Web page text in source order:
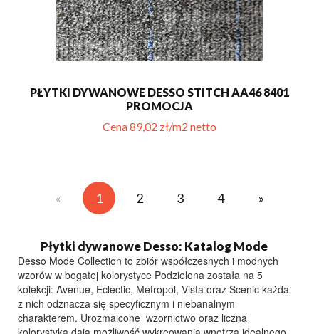
PŁYTKI DYWANOWE DESSO STITCH AA46 8401
PROMOCJA
Cena 89,02 zł/m2 netto
« 1 2 3 4 »
Płytki dywanowe Desso: Katalog Mode
Desso Mode Collection to zbiór współczesnych i modnych
wzorów w bogatej kolorystyce Podzielona została na 5
kolekcji: Avenue, Eclectic, Metropol, Vista oraz Scenic każda
z nich odznacza się specyficznym i niebanalnym
charakterem. Urozmaicone wzornictwo oraz liczna